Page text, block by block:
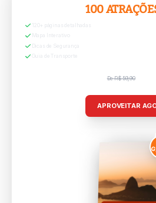
RIO GRÁTIS:100
120+ páginas detalhadas
Mapa Interativo
Dicas de Segurança
Guia de Transporte
De R$ 59,90
APROVEITAR